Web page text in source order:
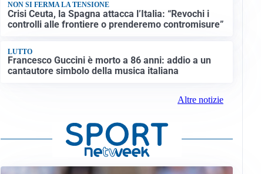
NON SI FERMA LA TENSIONE
Crisi Ceuta, la Spagna attacca l’Italia: “Revochi i
controlli alle frontiere o prenderemo contromisure”
LUTTO
Francesco Guccini è morto a 86 anni: addio a un
cantautore simbolo della musica italiana
Altre notizie